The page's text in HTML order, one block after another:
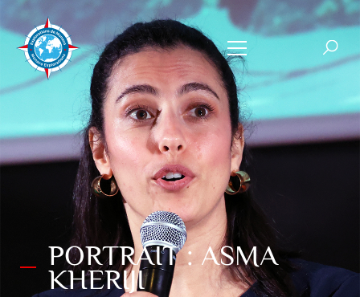
PORTRAIT : ASMA
KHERIJI